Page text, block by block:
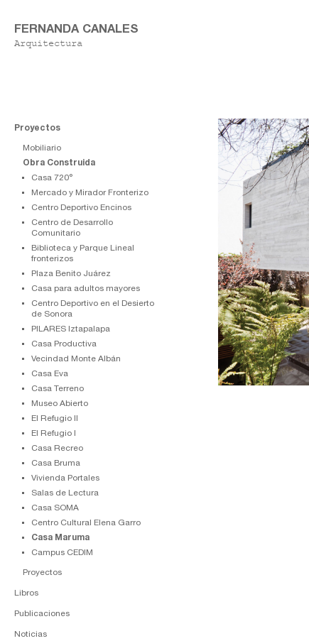
FERNANDA CANALES
Arquitectura
Proyectos
Mobiliario
Obra Construida
Casa 720°
Mercado y Mirador Fronterizo
Centro Deportivo Encinos
Centro de Desarrollo
Comunitario
⁠Biblioteca y Parque Lineal
fronterizos
⁠⁠Plaza Benito Juárez
Casa para adultos mayores
Centro Deportivo en el Desierto
de Sonora
PILARES Iztapalapa
Casa Productiva
Vecindad Monte Albán
Casa Eva
Casa Terreno
Museo Abierto
El Refugio II
El Refugio I
Casa Recreo
Casa Bruma
Vivienda Portales
Salas de Lectura
Casa SOMA
Centro Cultural Elena Garro
Casa Maruma
Campus CEDIM
Proyectos
Libros
Publicaciones
Noticias